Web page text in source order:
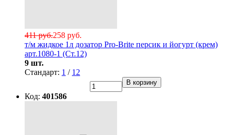
258 руб.
411 руб.
т/м жидкое 1л дозатор Pro-Brite персик и йогурт (крем)
арт.1080-1 (Ст.12)
9 шт.
Стандарт: 1 / 12
В корзину
Код: 401586